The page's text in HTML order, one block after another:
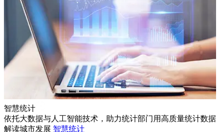
智慧统计
依托大数据与人工智能技术，助力统计部门用高质量统计数据
解读城市发展 智慧统计